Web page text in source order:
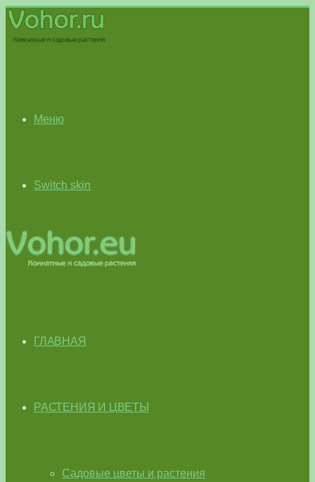
Меню
Switch skin
ГЛАВНАЯ
РАСТЕНИЯ И ЦВЕТЫ
Садовые цветы и растения